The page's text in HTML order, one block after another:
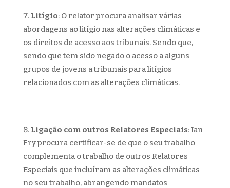
Litígio: O relator procura analisar várias
abordagens ao litígio nas alterações climáticas e
os direitos de acesso aos tribunais. Sendo que,
sendo que tem sido negado o acesso a alguns
grupos de jovens a tribunais para litígios
relacionados com as alterações climáticas.
Ligação com outros Relatores Especiais: Ian
Fry procura certificar-se de que o seu trabalho
complementa o trabalho de outros Relatores
Especiais que incluíram as alterações climáticas
no seu trabalho, abrangendo mandatos